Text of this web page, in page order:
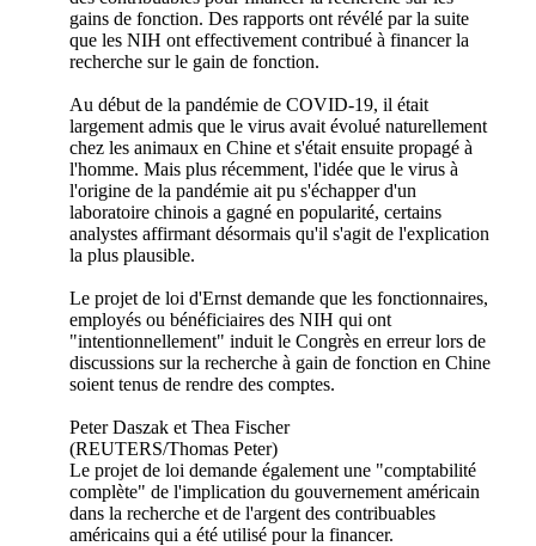
gains de fonction. Des rapports ont révélé par la suite
que les NIH ont effectivement contribué à financer la
recherche sur le gain de fonction.
Au début de la pandémie de COVID-19, il était
largement admis que le virus avait évolué naturellement
chez les animaux en Chine et s'était ensuite propagé à
l'homme. Mais plus récemment, l'idée que le virus à
l'origine de la pandémie ait pu s'échapper d'un
laboratoire chinois a gagné en popularité, certains
analystes affirmant désormais qu'il s'agit de l'explication
la plus plausible.
Le projet de loi d'Ernst demande que les fonctionnaires,
employés ou bénéficiaires des NIH qui ont
"intentionnellement" induit le Congrès en erreur lors de
discussions sur la recherche à gain de fonction en Chine
soient tenus de rendre des comptes.
Peter Daszak et Thea Fischer
(REUTERS/Thomas Peter)
Le projet de loi demande également une "comptabilité
complète" de l'implication du gouvernement américain
dans la recherche et de l'argent des contribuables
américains qui a été utilisé pour la financer.